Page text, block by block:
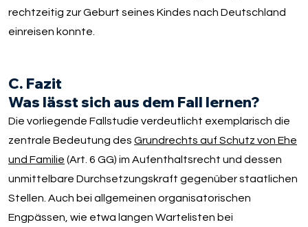
rechtzeitig zur Geburt seines Kindes nach Deutschland
einreisen konnte.
C. Fazit
Was lässt sich aus dem Fall lernen?
Die vorliegende Fallstudie verdeutlicht exemplarisch die
zentrale Bedeutung desGrundrechts auf Schutz von Ehe
und Familie (Art. 6 GG) im Aufenthaltsrecht und dessen
unmittelbare Durchsetzungskraft gegenüber staatlichen
Stellen. Auch bei allgemeinen organisatorischen
Engpässen, wie etwa langen Wartelisten bei